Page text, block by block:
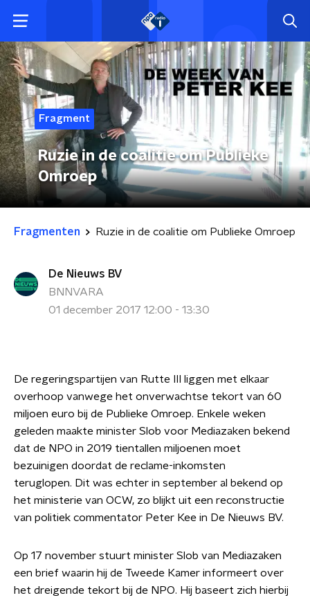
Fragment
Ruzie in de coalitie om Publieke
Omroep
Fragmenten Ruzie in de coalitie om Publieke Omroep
De Nieuws BV
BNNVARA
01 december 2017 12:00 - 13:30
De regeringspartijen van Rutte III liggen met elkaar
overhoop vanwege het onverwachtse tekort van 60
miljoen euro bij de Publieke Omroep. Enkele weken
geleden maakte minister Slob voor Mediazaken bekend
dat de NPO in 2019 tientallen miljoenen moet
bezuinigen doordat de reclame-inkomsten
teruglopen. Dit was echter in september al bekend op
het ministerie van OCW, zo blijkt uit een reconstructie
van politiek commentator Peter Kee in De Nieuws BV.
Op 17 november stuurt minister Slob van Mediazaken
een brief waarin hij de Tweede Kamer informeert over
het dreigende tekort bij de NPO. Hij baseert zich hierbij